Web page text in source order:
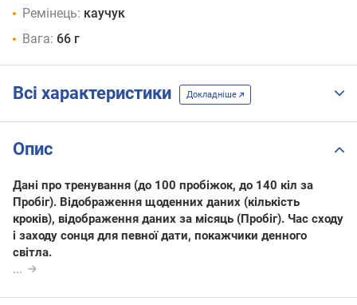
Ремінець: каучук
Вага: 66 г
Всі характеристики Докладніше
Опис
Дані про тренування (до 100 пробіжок, до 140 кіл за
Пробіг). Відображення щоденних даних (кількість
кроків), відображення даних за місяць (Пробіг). Час сходу
і заходу сонця для певної дати, покажчики денного
світла.
...